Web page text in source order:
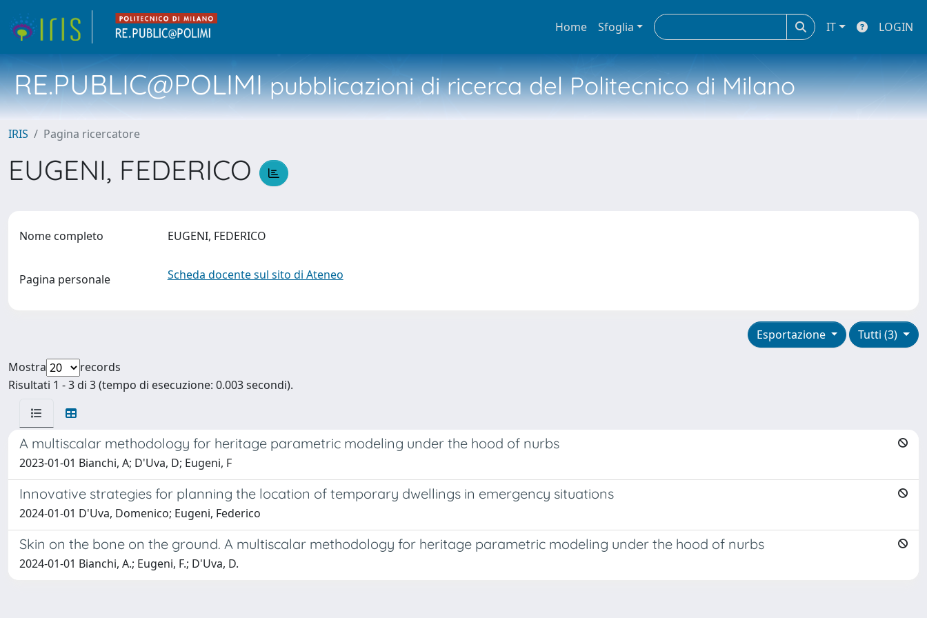
Home Sfoglia IT LOGIN
RE.PUBLIC@POLIMIpubblicazioni di ricerca del Politecnico di Milano
IRIS Pagina ricercatore
EUGENI, FEDERICO
Nome completo EUGENI, FEDERICO
Pagina personale Scheda docente sul sito di Ateneo
Tutti (3)
Esportazione
Mostra
records
Risultati 1 - 3 di 3 (tempo di esecuzione: 0.003 secondi).
A multiscalar methodology for heritage parametric modeling under the hood of nurbs
2023-01-01 Bianchi, A; D'Uva, D; Eugeni, F
Innovative strategies for planning the location of temporary dwellings in emergency situations
2024-01-01 D'Uva, Domenico; Eugeni, Federico
Skin on the bone on the ground. A multiscalar methodology for heritage parametric modeling under the hood of nurbs
2024-01-01 Bianchi, A.; Eugeni, F.; D'Uva, D.